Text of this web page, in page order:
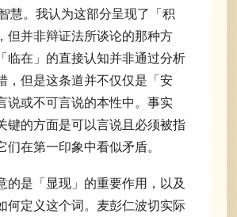
智慧。我认为这部分呈现了「积
但并非辩证法所谈论的那种方
临在」的直接认知并非通过分析
但是这条道并不仅仅是「安
说或不可言说的本性中。事实
键的方面是可以言说且必须被指
们在第一印象中看似矛盾。
的是「显现」的重要作用，以及
何定义这个词。麦彭仁波切实际